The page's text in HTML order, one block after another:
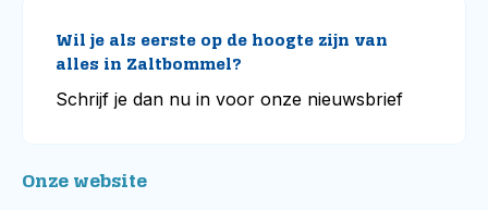
Wil je als eerste op de hoogte zijn van
alles in Zaltbommel?
Schrijf je dan nu in voor onze nieuwsbrief
Onze website